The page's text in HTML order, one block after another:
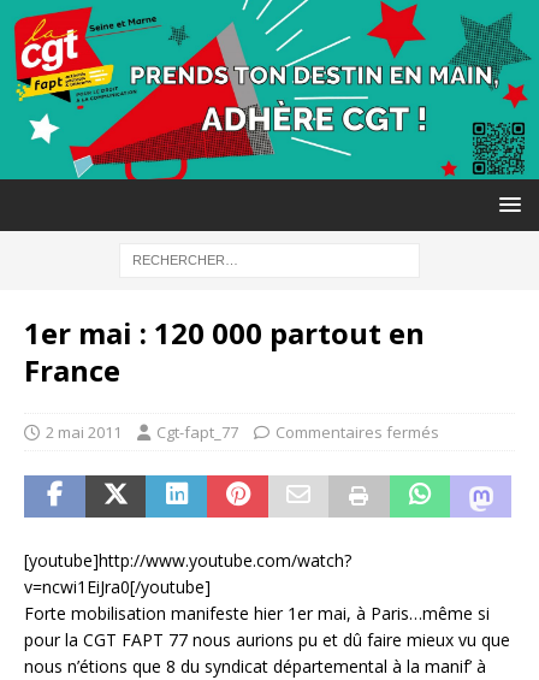
1er mai : 120 000 partout en
France
2 mai 2011 Cgt-fapt_77 Commentaires fermés
[youtube]http://www.youtube.com/watch?
v=ncwi1EiJra0[/youtube]
Forte mobilisation manifeste hier 1er mai, à Paris…même si
pour la CGT FAPT 77 nous aurions pu et dû faire mieux vu que
nous n’étions que 8 du syndicat départemental à la manif’ à